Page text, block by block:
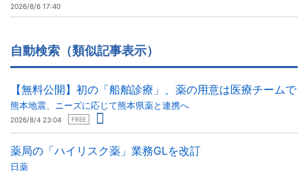
2026/8/6 17:40
自動検索（類似記事表示）
【無料公開】初の「船舶診療」、薬の用意は医療チームで
熊本地震、ニーズに応じて熊本県薬と連携へ
2026/8/4 23:04 FREE
薬局の「ハイリスク薬」業務GLを改訂
日薬